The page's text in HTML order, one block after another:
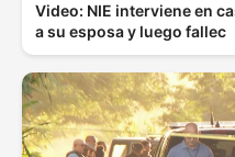
Video: NIE interviene en
a su esposa y luego fallec